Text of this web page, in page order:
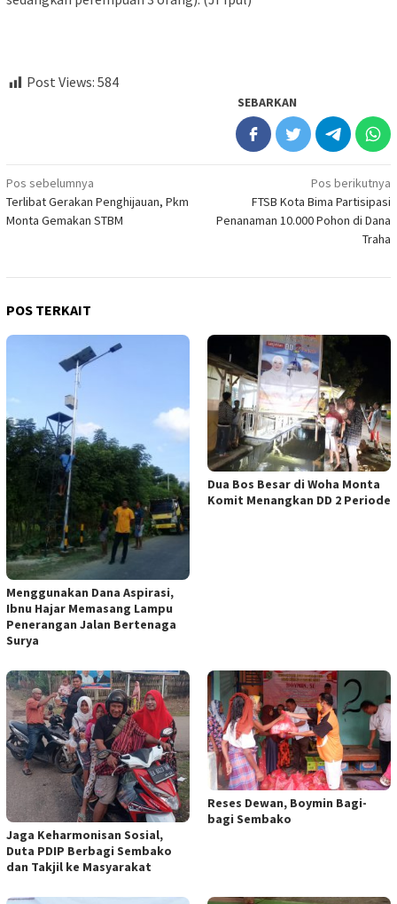
Post Views: 584
SEBARKAN
Navigasi
pos
Pos sebelumnya
Terlibat Gerakan Penghijauan, Pkm
Monta Gemakan STBM
Pos berikutnya
FTSB Kota Bima Partisipasi
Penanaman 10.000 Pohon di Dana
Traha
POS TERKAIT
Menggunakan Dana Aspirasi,
Ibnu Hajar Memasang Lampu
Penerangan Jalan Bertenaga
Surya
Dua Bos Besar di Woha Monta
Komit Menangkan DD 2 Periode
Jaga Keharmonisan Sosial,
Duta PDIP Berbagi Sembako
dan Takjil ke Masyarakat
Reses Dewan, Boymin Bagi-
bagi Sembako